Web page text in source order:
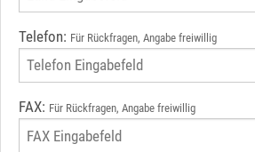
Telefon: Für Rückfragen, Angabe freiwillig
FAX: Für Rückfragen, Angabe freiwillig